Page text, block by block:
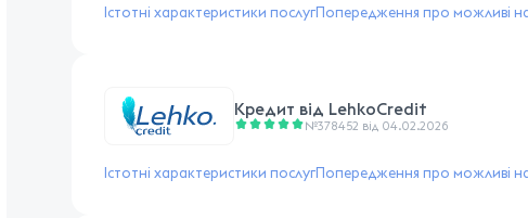
Істотні характеристики послугПопередження про можливі
Кредит від LehkoCredit
№378452 від 04.02.2026
Істотні характеристики послугПопередження про можливі